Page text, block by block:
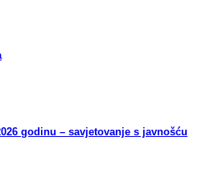
godinu – savjetovanje s javnošću